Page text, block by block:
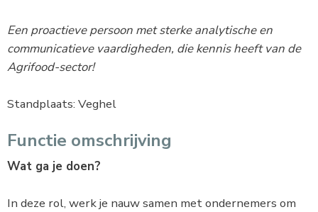
Een proactieve persoon met sterke analytische en
communicatieve vaardigheden, die kennis heeft van de
Agrifood-sector!
Standplaats: Veghel
Functie omschrijving
Wat ga je doen?
In deze rol, werk je nauw samen met ondernemers om